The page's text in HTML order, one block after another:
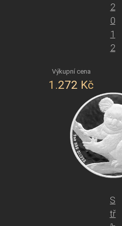
2
0
1
2
1.272 Kč
S
tř